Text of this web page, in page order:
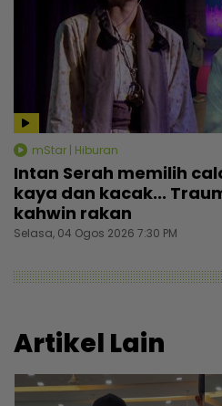
mStar | Hiburan
Intan Serah memilih
kaya dan kacak...
kahwin rakan
Selasa, 04 Ogos 2026 7:30 PM
Artikel Lain